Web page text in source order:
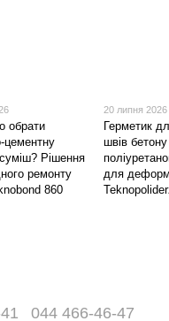
обрати
цементну
Рішення
ремонту
860
20 липня 2026
Герметик
швів
для
044 466-46-47